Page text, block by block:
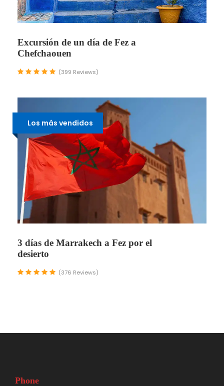
Excursión de un día de Fez a
Chefchaouen
(399 Reviews)
Los más vendidos
3 días de Marrakech a Fez por el
desierto
(376 Reviews)
Phone